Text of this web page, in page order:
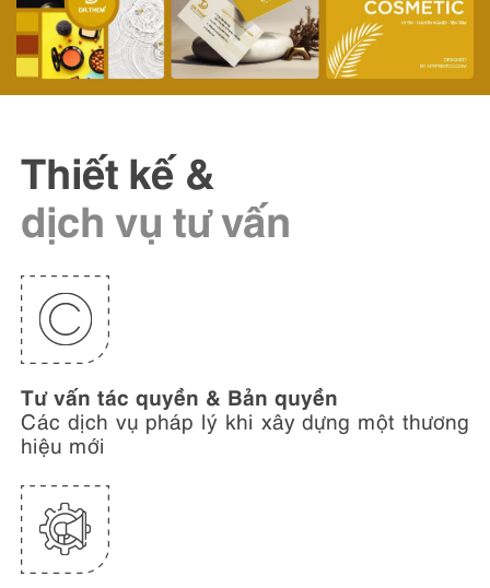
Thiết kế &
dịch vụ tư vấn
Tư vấn tác quyền & Bản quyền
Các dịch vụ pháp lý khi xây dựng một thương
hiệu mới